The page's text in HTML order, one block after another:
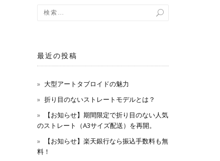
最近の投稿
大型アートタブロイドの魅力
折り目のないストレートモデルとは？
【お知らせ】期間限定で折り目のない人気
のストレート（A3サイズ配送）を再開。
【お知らせ】楽天銀行なら振込手数料も無
料！